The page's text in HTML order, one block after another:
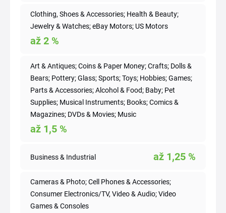
Clothing, Shoes & Accessories; Health & Beauty;
Jewelry & Watches; eBay Motors; US Motors
až 2 %
Art & Antiques; Coins & Paper Money; Crafts; Dolls &
Bears; Pottery; Glass; Sports; Toys; Hobbies; Games;
Parts & Accessories; Alcohol & Food; Baby; Pet
Supplies; Musical Instruments; Books; Comics &
Magazines; DVDs & Movies; Music
až 1,5 %
Business & Industrial až 1,25 %
Cameras & Photo; Cell Phones & Accessories;
Consumer Electronics/TV, Video & Audio; Video
Games & Consoles